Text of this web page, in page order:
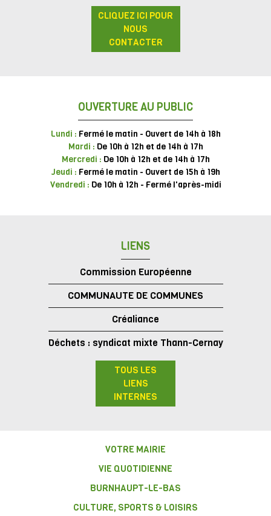
CLIQUEZ ICI POUR
NOUS
CONTACTER
OUVERTURE AU PUBLIC
Lundi : Fermé le matin - Ouvert de 14h à 18h
Mardi : De 10h à 12h et de 14h à 17h
Mercredi : De 10h à 12h et de 14h à 17h
Jeudi : Fermé le matin - Ouvert de 15h à 19h
Vendredi : De 10h à 12h - Fermé l'après-midi
LIENS
Commission Européenne
COMMUNAUTE DE COMMUNES
Créaliance
Déchets : syndicat mixte Thann-Cernay
TOUS LES
LIENS
INTERNES
VOTRE MAIRIE
VIE QUOTIDIENNE
BURNHAUPT-LE-BAS
CULTURE, SPORTS & LOISIRS